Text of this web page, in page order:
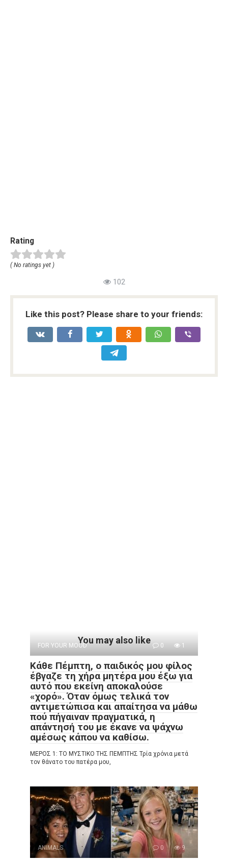
Rating
( No ratings yet )
102
Like this post? Please share to your friends:
You may also like
FOR YOUR MOOD 0 1
Κάθε Πέμπτη, ο παιδικός μου φίλος
έβγαζε τη χήρα μητέρα μου έξω για
αυτό που εκείνη αποκαλούσε
«χορό». Όταν όμως τελικά τον
αντιμετώπισα και απαίτησα να μάθω
πού πήγαιναν πραγματικά, η
απάντησή του με έκανε να ψάχνω
αμέσως κάπου να καθίσω.
ΜΕΡΟΣ 1: ΤΟ ΜΥΣΤΙΚΟ ΤΗΣ ΠΕΜΠΤΗΣ Τρία χρόνια μετά
τον θάνατο του πατέρα μου,
ANIMALS 0 9